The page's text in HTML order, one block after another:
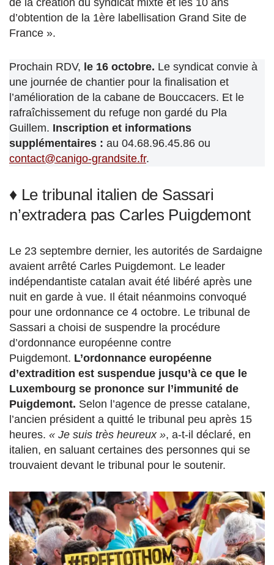
de la création du syndicat mixte et les 10 ans
d’obtention de la 1ère labellisation Grand Site de
France ».
Prochain RDV, le 16 octobre. Le syndicat convie à
une journée de chantier pour la finalisation et
l’amélioration de la cabane de Bouccacers. Et le
rafraîchissement du refuge non gardé du Pla
Guillem. Inscription et informations
supplémentaires : au 04.68.96.45.86 ou
contact@canigo-grandsite.fr.
♦ Le tribunal italien de Sassari
n’extradera pas Carles Puigdemont
Le 23 septembre dernier, les autorités de Sardaigne
avaient arrêté Carles Puigdemont. Le leader
indépendantiste catalan avait été libéré après une
nuit en garde à vue. Il était néanmoins convoqué
pour une ordonnance ce 4 octobre. Le tribunal de
Sassari a choisi de suspendre la procédure
d’ordonnance européenne contre
Puigdemont. L’ordonnance européenne
d’extradition est suspendue jusqu’à ce que le
Luxembourg se prononce sur l’immunité de
Puigdemont. Selon l’agence de presse catalane,
l’ancien président a quitté le tribunal peu après 15
heures. « Je suis très heureux », a-t-il déclaré, en
italien, en saluant certaines des personnes qui se
trouvaient devant le tribunal pour le soutenir.